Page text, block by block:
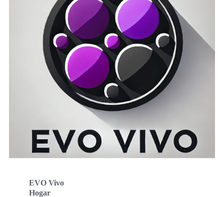
EVO Vivo
Hogar